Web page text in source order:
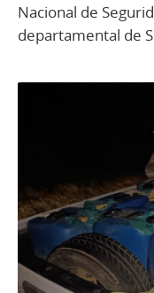
Nacional de
departamental de